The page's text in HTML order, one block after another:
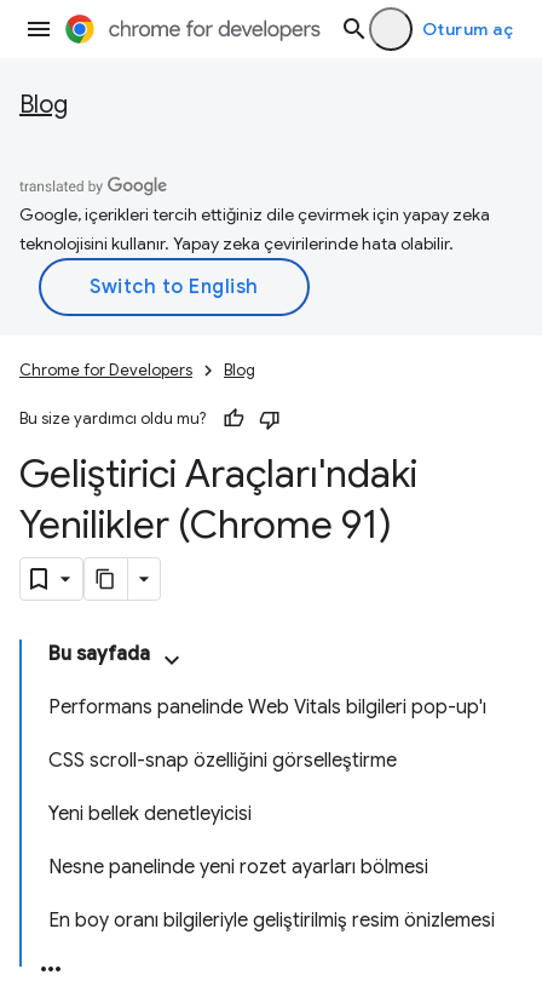
Oturum aç
Blog
Google, içerikleri tercih ettiğiniz dile çevirmek için yapay zeka
teknolojisini kullanır. Yapay zeka çevirilerinde hata olabilir.
Chrome for Developers Blog
Bu size yardımcı oldu mu?
Geliştirici Araçları'ndaki
Yenilikler (Chrome 91)
Bu sayfada
Performans panelinde Web Vitals bilgileri pop-up'ı
CSS scroll-snap özelliğini görselleştirme
Yeni bellek denetleyicisi
Nesne panelinde yeni rozet ayarları bölmesi
En boy oranı bilgileriyle geliştirilmiş resim önizlemesi